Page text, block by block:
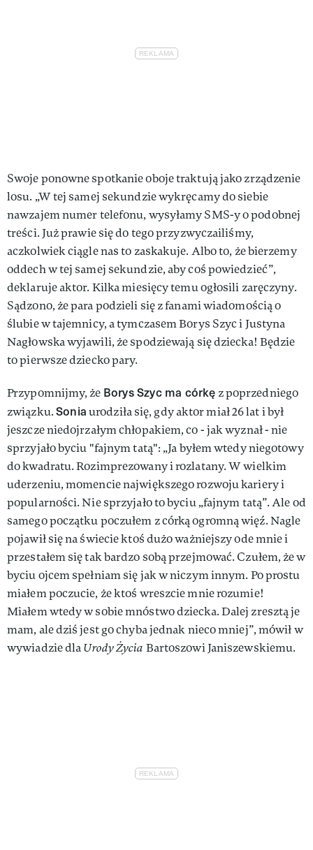
Swoje ponowne spotkanie oboje traktują jako zrządzenie
losu. „W tej samej sekundzie wykręcamy do siebie
nawzajem numer telefonu, wysyłamy SMS-y o podobnej
treści. Już prawie się do tego przyzwyczailiśmy,
aczkolwiek ciągle nas to zaskakuje. Albo to, że bierzemy
oddech w tej samej sekundzie, aby coś powiedzieć”,
deklaruje aktor. Kilka miesięcy temu ogłosili zaręczyny.
Sądzono, że para podzieli się z fanami wiadomością o
ślubie w tajemnicy, a tymczasem Borys Szyc i Justyna
Nagłowska wyjawili, że spodziewają się dziecka! Będzie
to pierwsze dziecko pary.
Przypomnijmy, że Borys Szyc ma córkę z poprzedniego
związku.Soniaurodziła się, gdy aktor miał 26 lat i był
jeszcze niedojrzałym chłopakiem, co - jak wyznał - nie
sprzyjało byciu "fajnym tatą": „Ja byłem wtedy niegotowy
do kwadratu. Rozimprezowany i rozlatany. W wielkim
uderzeniu, momencie największego rozwoju kariery i
popularności. Nie sprzyjało to byciu „fajnym tatą”. Ale od
samego początku poczułem z córką ogromną więź. Nagle
pojawił się na świecie ktoś dużo ważniejszy ode mnie i
przestałem się tak bardzo sobą przejmować. Czułem, że w
byciu ojcem spełniam się jak w niczym innym. Po prostu
miałem poczucie, że ktoś wreszcie mnie rozumie!
Miałem wtedy w sobie mnóstwo dziecka. Dalej zresztą je
mam, ale dziś jest go chyba jednak nieco mniej”, mówił w
wywiadzie dlaUrody Życia Bartoszowi Janiszewskiemu.